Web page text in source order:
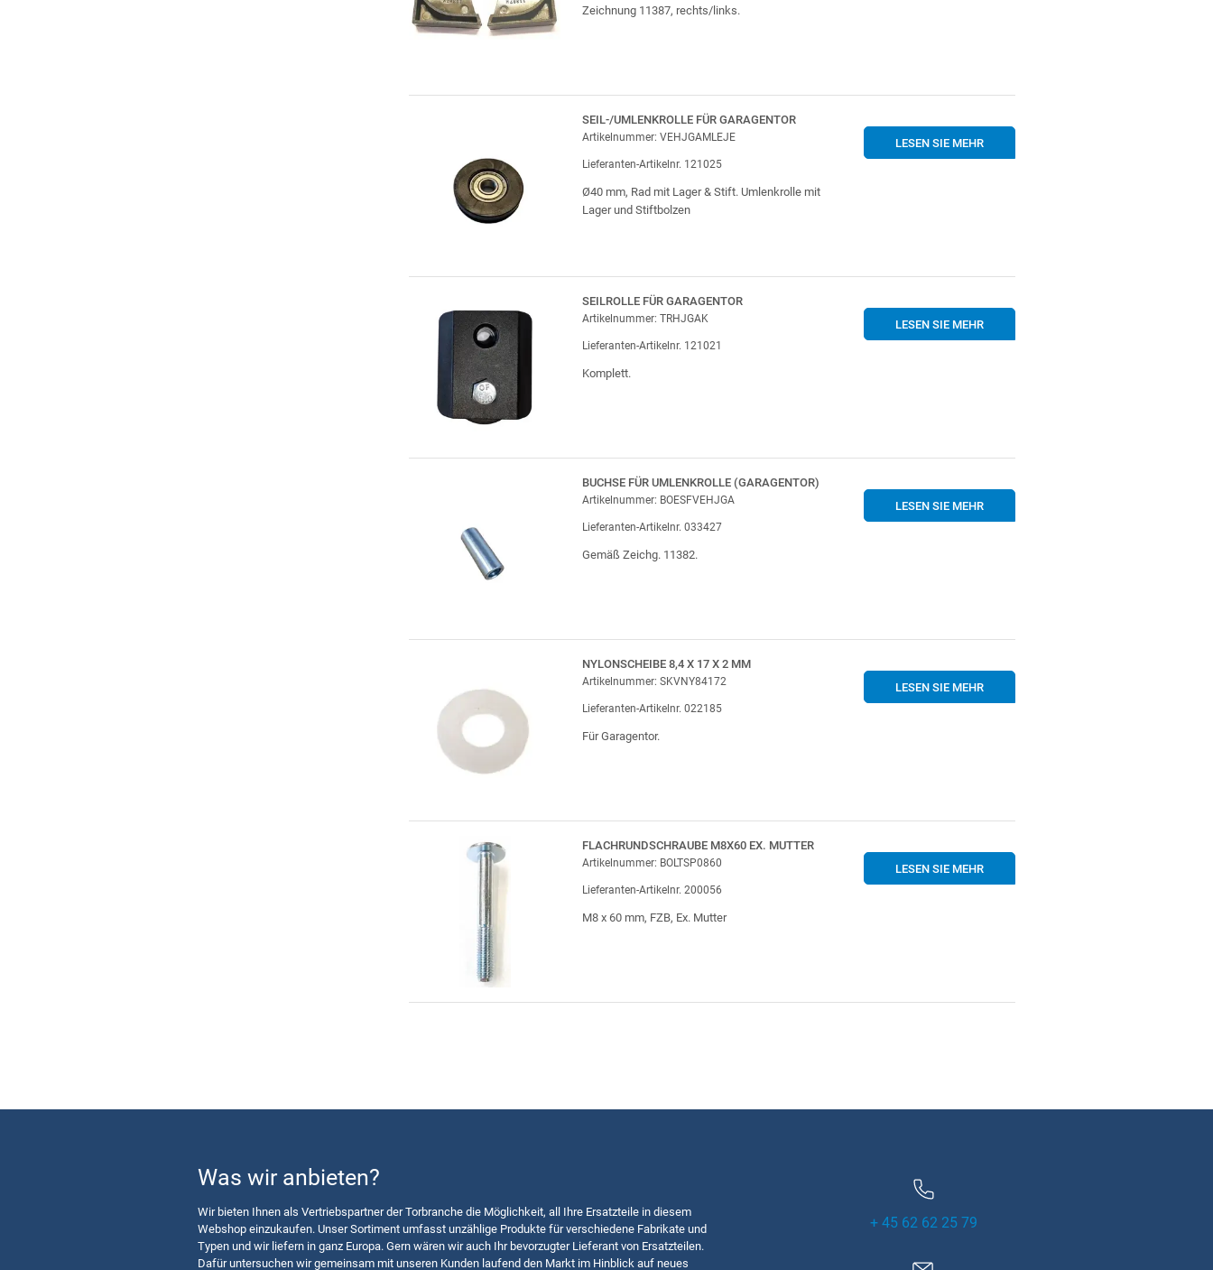
Zeichnung 11387, rechts/links.
SEIL-/UMLENKROLLE FÜR GARAGENTOR
Artikelnummer: VEHJGAMLEJE
Lieferanten-Artikelnr. 121025
Ø40 mm, Rad mit Lager & Stift. Umlenkrolle mit
Lager und Stiftbolzen
LESEN SIE MEHR
SEILROLLE FÜR GARAGENTOR
Artikelnummer: TRHJGAK
Lieferanten-Artikelnr. 121021
Komplett.
LESEN SIE MEHR
BUCHSE FÜR UMLENKROLLE (GARAGENTOR)
Artikelnummer: BOESFVEHJGA
Lieferanten-Artikelnr. 033427
Gemäß Zeichg. 11382.
LESEN SIE MEHR
NYLONSCHEIBE 8,4 X 17 X 2 MM
Artikelnummer: SKVNY84172
Lieferanten-Artikelnr. 022185
Für Garagentor.
LESEN SIE MEHR
FLACHRUNDSCHRAUBE M8X60 EX. MUTTER
Artikelnummer: BOLTSP0860
Lieferanten-Artikelnr. 200056
M8 x 60 mm, FZB, Ex. Mutter
LESEN SIE MEHR
Was wir anbieten?
Wir bieten Ihnen als Vertriebspartner der Torbranche die Möglichkeit, all Ihre Ersatzteile in diesem
Webshop einzukaufen. Unser Sortiment umfasst unzählige Produkte für verschiedene Fabrikate und
Typen und wir liefern in ganz Europa. Gern wären wir auch Ihr bevorzugter Lieferant von Ersatzteilen.
Dafür untersuchen wir gemeinsam mit unseren Kunden laufend den Markt im Hinblick auf neues
+ 45 62 62 25 79